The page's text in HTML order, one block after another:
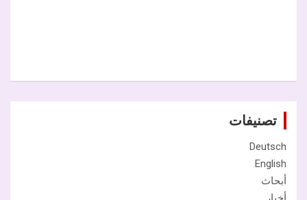
تصنيفات
Deutsch
English
أبحاث